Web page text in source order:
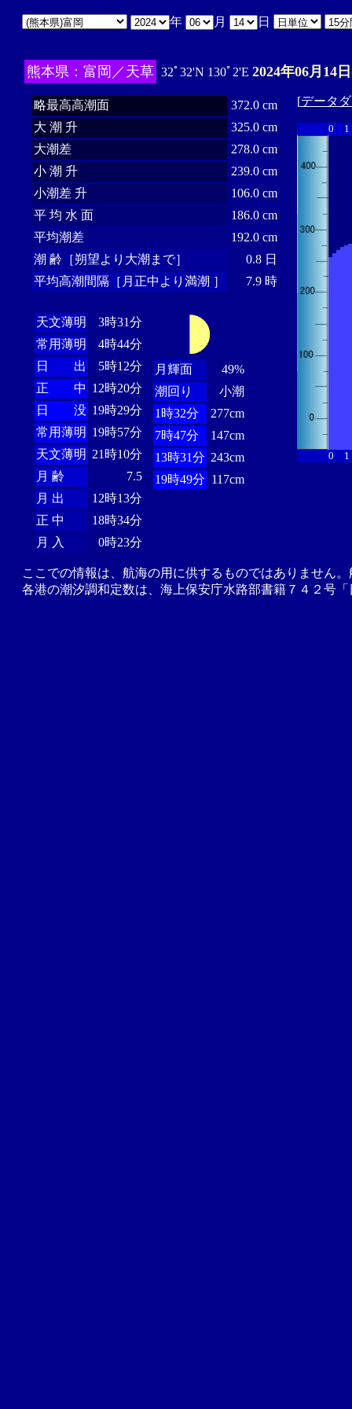
年 月 日
熊本県：富岡／天草 32ﾟ32'N 130ﾟ2'E 2024年06月14
略最高高潮面
372.0 cm
大 潮 升
325.0 cm
大潮差
278.0 cm
小 潮 升
239.0 cm
小潮差 升
106.0 cm
平 均 水 面
186.0 cm
平均潮差
192.0 cm
潮 齢［朔望より大潮まで］
0.8 日
平均高潮間隔［月正中より満潮 ］
7.9 時
天文薄明
3時31分
常用薄明
4時44分
日 出
5時12分
正 中 12時20分
日 没 19時29分
常用薄明 19時57分
天文薄明 21時10分
月 齢
7.5
月 出
12時13分
正 中
18時34分
月 入
0時23分
月輝面
49%
潮回り
小潮
1時32分
277cm
7時47分
147cm
13時31分 243cm
19時49分 117cm
[データ
0 1
0 1
ここでの情報は、航海の用に供するものではありません
各港の潮汐調和定数は、海上保安庁水路部書籍７４２号